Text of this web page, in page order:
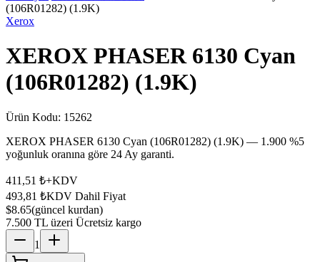
(106R01282) (1.9K)
Xerox
XEROX PHASER 6130 Cyan
(106R01282) (1.9K)
Ürün Kodu: 15262
XEROX PHASER 6130 Cyan (106R01282) (1.9K) — 1.900 %5
yoğunluk oranına göre 24 Ay garanti.
411,51 ₺+KDV
493,81 ₺KDV Dahil Fiyat
$8.65(güncel kurdan)
7.500 TL üzeri Ücretsiz kargo
1